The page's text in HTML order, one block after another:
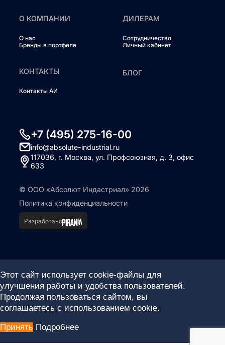
О КОМПАНИИ
О нас
Бренды в портфеле
ДИЛЕРАМ
Сотрудничество
Личный кабинет
КОНТАКТЫ
Контакты АИ
БЛОГ
+7 (495) 275-16-00
info@absolute-industrial.ru
117036, г. Москва, ул. Профсоюзная, д. 3, офис
633
© ООО «Абсолют Индастриал» 2026
Политика конфиденциальности
Разработано
Этот сайт использует cookie-файлы для
улучшения работы и удобства пользователей.
Продолжая пользоваться сайтом, вы
соглашаетесь с использованием cookie.
Принять Подробнее